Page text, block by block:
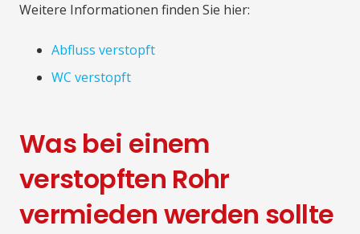
Weitere Informationen finden Sie hier:
Abfluss verstopft
WC verstopft
Was bei einem
verstopften Rohr
vermieden werden sollte